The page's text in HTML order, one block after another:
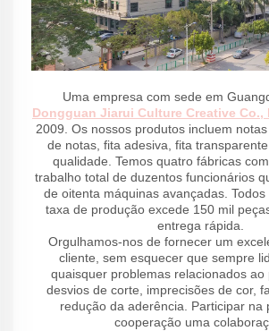
Uma empresa com sede em
Dongguan Jiarui Culture Creative Co.,
2009. Os nossos produtos incluem
de notas, fita adesiva, fita
qualidade. Temos quatro fábricas
trabalho total de duzentos funcionários
de oitenta máquinas avançadas.
taxa de produção excede 150 mil
entrega rápida.
Orgulhamos-nos de fornecer um
cliente, sem esquecer que sempre
quaisquer problemas relacionados ao
desvios de corte, imprecisões de cor,
redução da aderência. Participar na
cooperação uma